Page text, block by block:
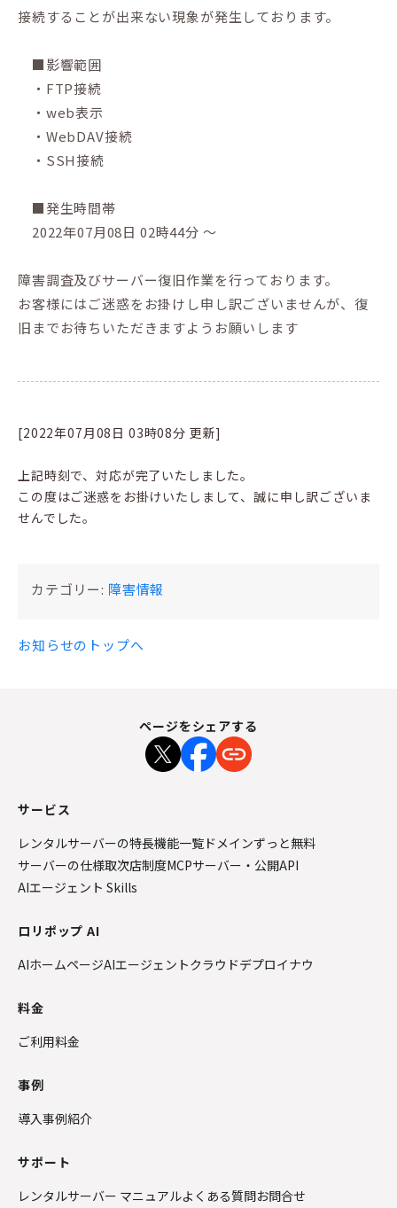
接続することが出来ない現象が発生しております。
■影響範囲
・FTP接続
・web表示
・WebDAV接続
・SSH接続
■発生時間帯
2022年07月08日 02時44分 ～
障害調査及びサーバー復旧作業を行っております。
お客様にはご迷惑をお掛けし申し訳ございませんが、復
旧までお待ちいただきますようお願いします
[2022年07月08日 03時08分 更新]
上記時刻で、対応が完了いたしました。
この度はご迷惑をお掛けいたしまして、誠に申し訳ございま
せんでした。
カテゴリー: 障害情報
お知らせのトップへ
ページをシェアする
サービス
レンタルサーバーの特長機能一覧 ドメインずっと無料
サーバーの仕様取次店制度MCPサーバー・公開API
AIエージェント Skills
ロリポップ AI
AIホームページAIエージェントクラウドデプロイナウ
料金
ご利用料金
事例
導入事例紹介
サポート
レンタルサーバー マニュアルよくある質問お問合せ